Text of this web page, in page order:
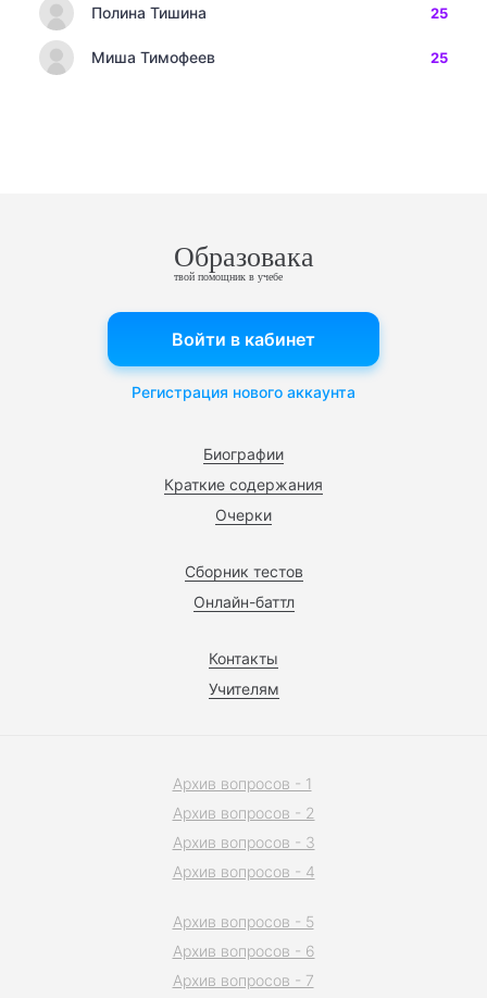
Полина Тишина 25
Миша Тимофеев 25
Образовака
твой помощник в учебе
Биографии
Краткие содержания
Очерки
Сборник тестов
Онлайн-баттл
Контакты
Учителям
Войти в кабинет
Регистрация нового аккаунта
Архив вопросов - 1
Архив вопросов - 2
Архив вопросов - 3
Архив вопросов - 4
Архив вопросов - 5
Архив вопросов - 6
Архив вопросов - 7